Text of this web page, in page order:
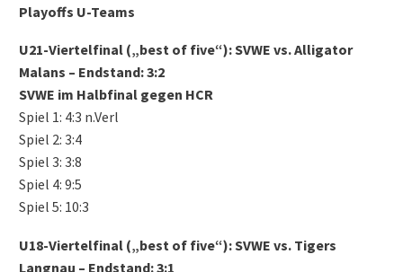
Playoffs U-Teams
U21-Viertelfinal („best of five“): SVWE vs. Alligator
Malans – Endstand: 3:2
SVWE im Halbfinal gegen HCR
Spiel 1: 4:3 n.Verl
Spiel 2: 3:4
Spiel 3: 3:8
Spiel 4: 9:5
Spiel 5: 10:3
U18-Viertelfinal („best of five“): SVWE vs. Tigers
Langnau – Endstand: 3:1